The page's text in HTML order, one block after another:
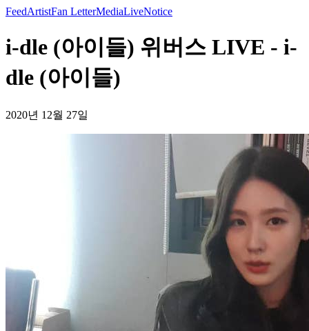
FeedArtistFan LetterMediaLiveNotice
i-dle (아이들) 위버스 LIVE - i-
dle (아이들)
2020년 12월 27일